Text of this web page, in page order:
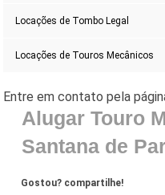
Locações de Tombo Legal
Locações de Touros Mecânicos
Alugar Touro
Santana de
Gostou? compartilhe!